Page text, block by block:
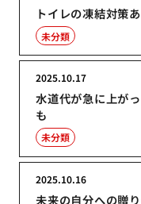
トイレの凍結対策
未分類
水道代が急に上が
も
2025.10.17
未分類
未来の自分への贈
2025.10.16